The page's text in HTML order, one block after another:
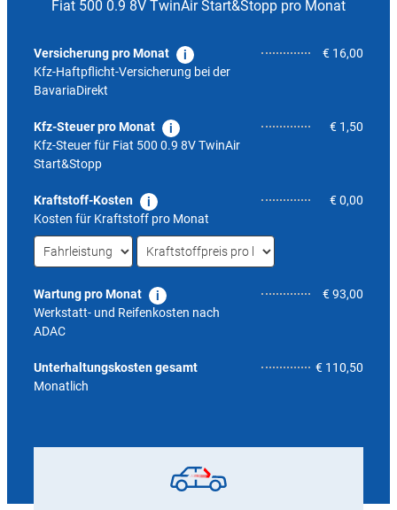
Fiat 500 0.9 8V TwinAir Start&Stopp pro Monat
Versicherung pro Monat
Kfz-Haftpflicht-Versicherung bei der
BavariaDirekt
€ 16,00
Kfz-Steuer pro Monat
Kfz-Steuer für Fiat 500 0.9 8V TwinAir
Start&Stopp
€ 1,50
Kraftstoff-Kosten
Kosten für Kraftstoff pro Monat
€ 0,00
Wartung pro Monat
Werkstatt- und Reifenkosten nach
ADAC
€ 93,00
Unterhaltungskosten gesamt
Monatlich
€ 110,50